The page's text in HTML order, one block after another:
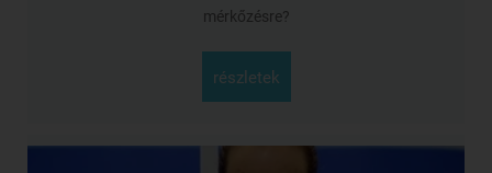
mérkőzésre?
részletek